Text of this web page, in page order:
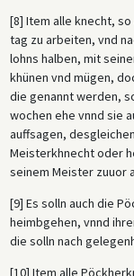
[8] Item alle knecht,
tag zu arbeiten, vnd
lohns halben, mit
khünen vnd mügen,
die genannt werden,
wochen ehe vnnd sie
auffsagen,
Meisterkhnecht oder
seinem Meister zuuor
[9] Es solln auch die
heimbgehen, vnnd
die solln nach
[10] Item alle